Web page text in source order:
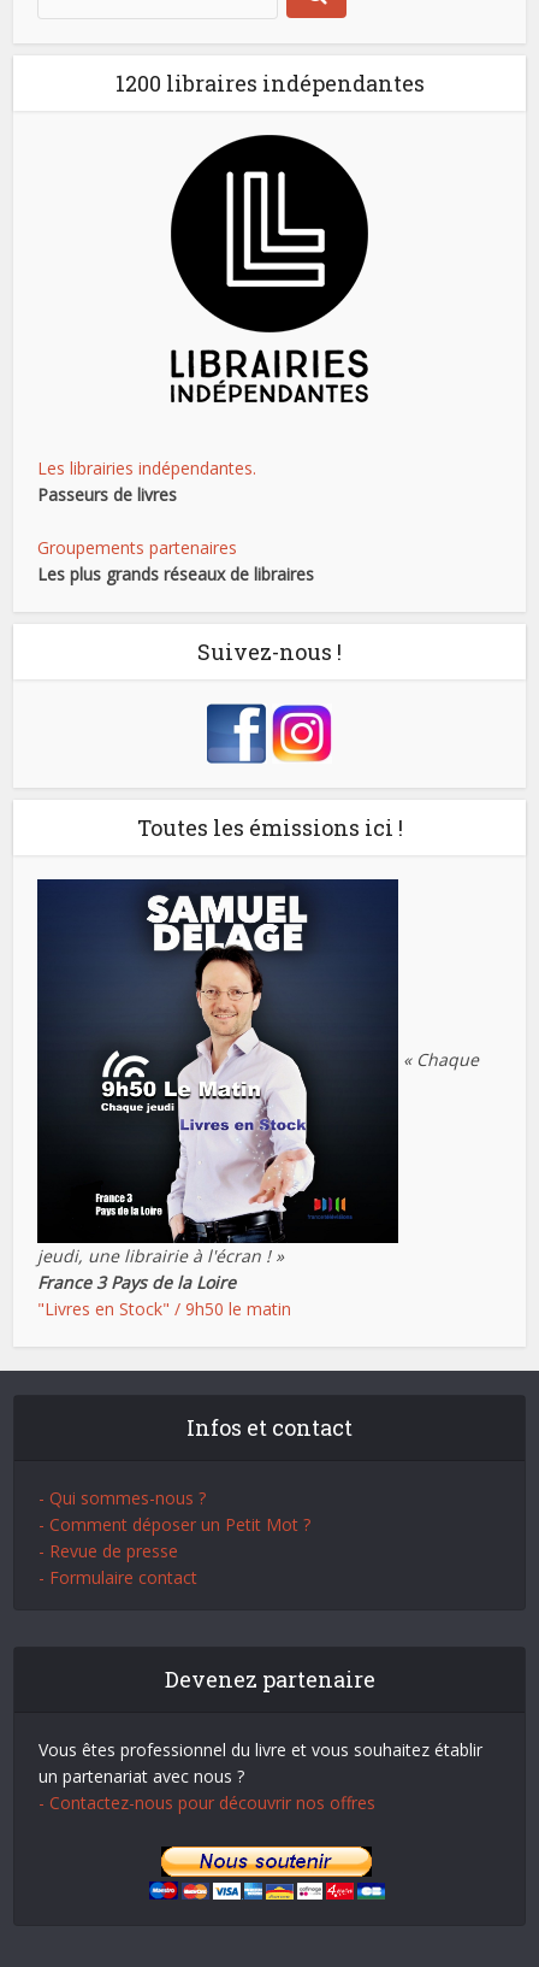
1200 libraires indépendantes
Les librairies indépendantes.
Passeurs de livres
Groupements partenaires
Les plus grands réseaux de libraires
Suivez-nous !
Toutes les émissions ici !
« Chaque
jeudi, une librairie à l'écran ! »
France 3 Pays de la Loire
"Livres en Stock" / 9h50 le matin
Infos et contact
- Qui sommes-nous ?
- Comment déposer un Petit Mot ?
- Revue de presse
- Formulaire contact
Devenez partenaire
Vous êtes professionnel du livre et vous souhaitez établir
un partenariat avec nous ?
- Contactez-nous pour découvrir nos offres